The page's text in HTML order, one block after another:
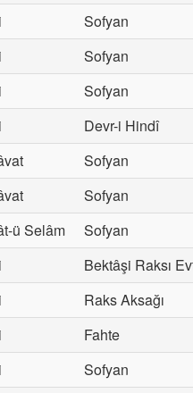
Sofyan
Sofyan
Sofyan
Devr-i Hindî
Sofyan
Sofyan
ü Selâm
Sofyan
Bektâşi Raksı
Raks Aksağı
Fahte
Sofyan